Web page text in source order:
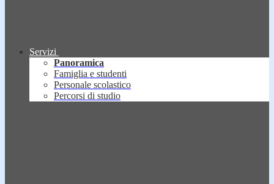
Servizi
Panoramica
Famiglia e studenti
Personale scolastico
Percorsi di studio